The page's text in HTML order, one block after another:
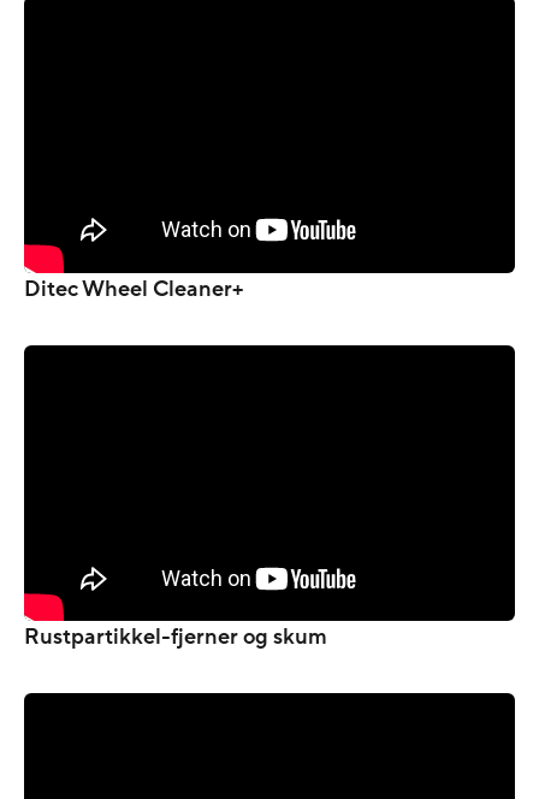
Ditec Wheel Cleaner+
Rustpartikkel-fjerner og skum